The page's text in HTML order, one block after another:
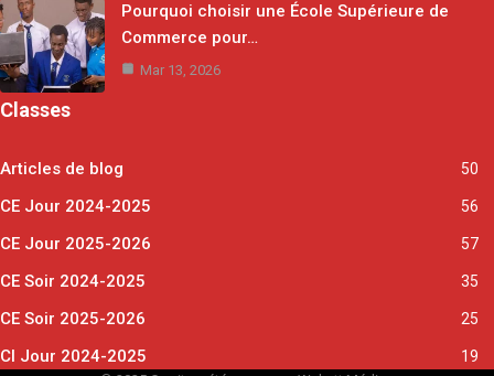
Pourquoi choisir une École Supérieure de
Commerce pour…
Mar 13, 2026
Classes
Articles de blog 50
CE Jour 2024-2025 56
CE Jour 2025-2026 57
CE Soir 2024-2025 35
CE Soir 2025-2026 25
CI Jour 2024-2025 19